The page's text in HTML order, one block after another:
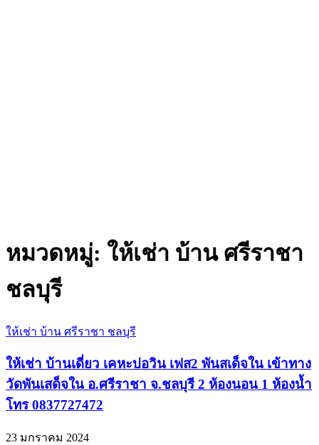
หมวดหมู่: ให้เช่า บ้าน ศรีราชา
ชลบุรี
ให้เช่า บ้าน ศรีราชา ชลบุรี
ให้เช่า บ้านเดี่ยว เคหะบ่อวิน เฟส2 พันสเด็จใน เข้าทาง
วัดพันเสด็จใน อ.ศรีราชา จ.ชลบุรี 2 ห้องนอน 1 ห้องน้ำ
โทร 0837727472
23 มกราคม 2024